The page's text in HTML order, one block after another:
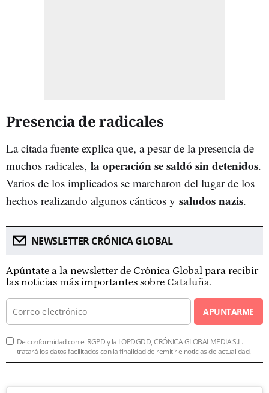
Presencia de radicales
La citada fuente explica que, a pesar de la presencia de
muchos radicales, la operación se saldó sin detenidos.
Varios de los implicados se marcharon del lugar de los
hechos realizando algunos cánticos y saludos nazis.
NEWSLETTER CRÓNICA GLOBAL
Apúntate a la newsletter de Crónica Global para recibir
las noticias más importantes sobre Cataluña.
APUNTARME
De conformidad con el RGPD y la LOPDGDD, CRÓNICA GLOBALMEDIA S.L.
tratará los datos facilitados con la finalidad de remitirle noticias de actualidad.